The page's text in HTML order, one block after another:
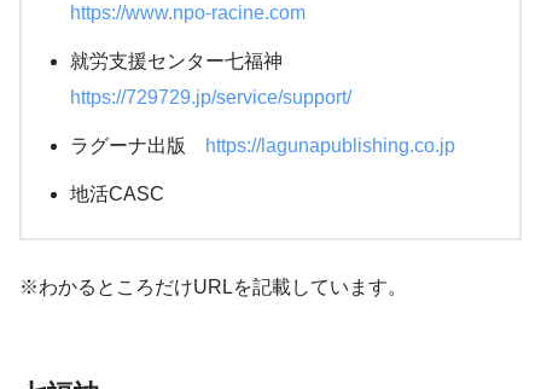
https://www.npo-racine.com
就労支援センター七福神
https://729729.jp/service/support/
ラグーナ出版 https://lagunapublishing.co.jp
地活CASC
※わかるところだけURLを記載しています。